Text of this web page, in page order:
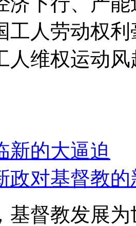
工人劳动权
人维权运动
新的大逼迫
对基督教的
基督教发展